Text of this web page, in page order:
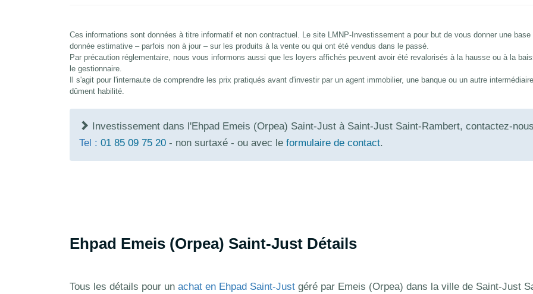
Ces informations sont données à titre informatif et non contractuel. Le site LMNP-Investissement a pour but de vous donner une base
donnée estimative – parfois non à jour – sur les produits à la vente ou qui ont été vendus dans le passé.
Par précaution réglementaire, nous vous informons aussi que les loyers affichés peuvent avoir été revalorisés à la hausse ou à la
le gestionnaire.
Il s'agit pour l'internaute de comprendre les prix pratiqués avant d'investir par un agent immobilier, une banque ou un autre intermédiaire
dûment habilité.
Investissement dans l'Ehpad Emeis (Orpea) Saint-Just à Saint-Just Saint-Rambert, contactez-
Tel : 01 85 09 75 20 - non surtaxé - ou avec le formulaire de contact.
Ehpad Emeis (Orpea) Saint-Just Détails
Tous les détails pour un achat en Ehpad Saint-Just géré par Emeis (Orpea) dans la ville de Saint-Just